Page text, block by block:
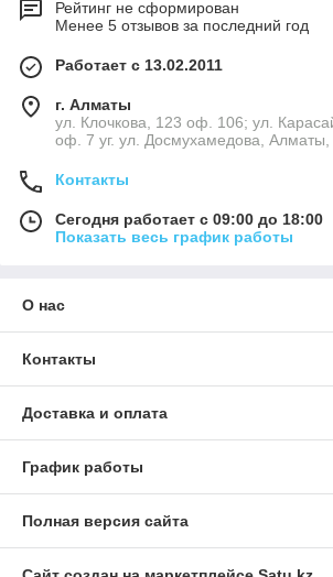
Рейтинг не сформирован
Менее 5 отзывов за последний год
Работает с 13.02.2011
г. Алматы
ул. Клочкова, 123 оф. 106; ул.
оф. 7 уг. ул. Досмухамедова, Алматы,
Контакты
Сегодня работает с 09:00 до 18:00
Показать весь график работы
О нас
Контакты
Доставка и оплата
График работы
Полная версия сайта